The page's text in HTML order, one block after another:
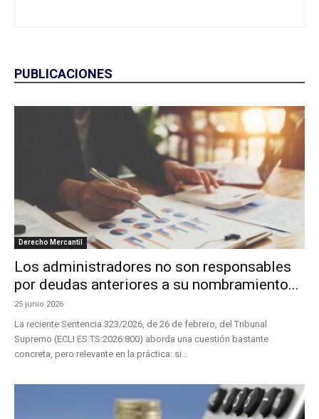
PUBLICACIONES
Derecho Mercantil
Los administradores no son responsables
por deudas anteriores a su nombramiento...
25 junio 2026
La reciente Sentencia 323/2026, de 26 de febrero, del Tribunal
Supremo (ECLI ES:TS:2026:800) aborda una cuestión bastante
concreta, pero relevante en la práctica: si...